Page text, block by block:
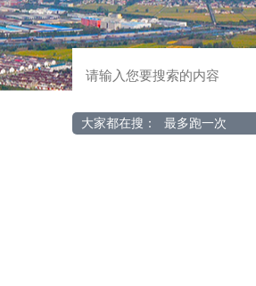
大家都在搜： 最多跑一次